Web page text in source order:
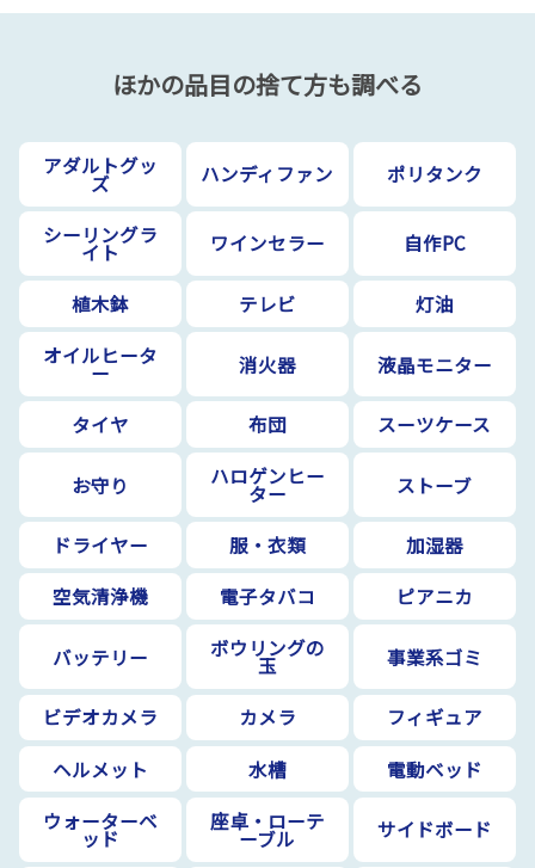
ほかの品目の捨て方も調べる
アダルトグッ
ズ ハンディファン ポリタンク
シーリングラ
イト ワインセラー 自作PC
植木鉢 テレビ
灯油
オイルヒータ
ー 消火器 液晶モニター
タイヤ 布団 スーツケース
お守り ハロゲンヒー
ター ストーブ
ドライヤー 服・衣類
加湿器
空気清浄機
電子タバコ ピアニカ
バッテリー ボウリングの
玉 事業系ゴミ
ビデオカメラ カメラ
フィギュア
ヘルメット
水槽
電動ベッド
ウォーターベ
ッド
座卓・ローテ
ーブル サイドボード